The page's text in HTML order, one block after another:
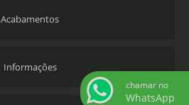
Acabamentos
Informações
chamar no
WhatsApp